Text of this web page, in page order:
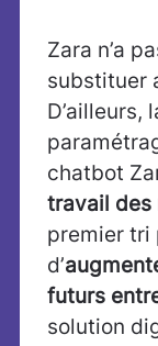
Zara n’a
substituer
D’ailleurs,
chatbot
travail des
premier tri
d’
futurs
solution